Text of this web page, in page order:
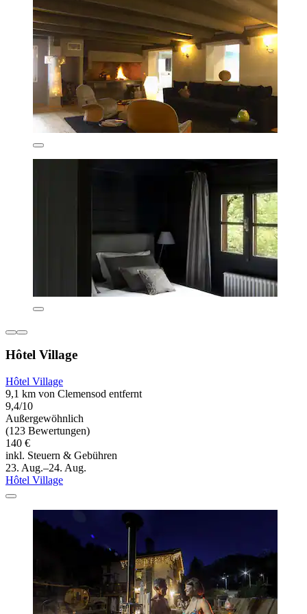
Hôtel Village
Hôtel Village
9,1 km von Clemensod entfernt
9,4/10
Außergewöhnlich
(123 Bewertungen)
140 €
inkl. Steuern & Gebühren
23. Aug.–24. Aug.
Hôtel Village